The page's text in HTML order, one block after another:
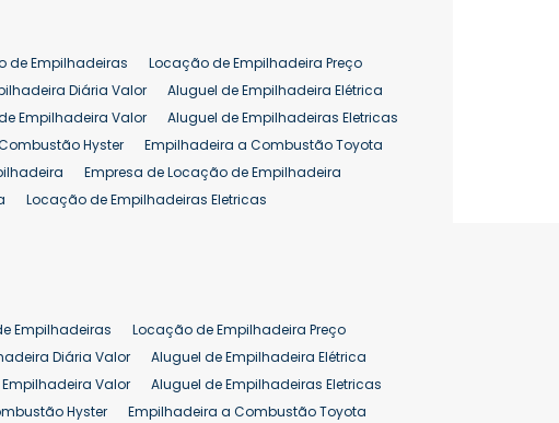
de Empilhadeiras
Locação de Empilhadeira Preço
Diária Valor
Aluguel de Empilhadeira Elétrica
Empilhadeira Valor
Aluguel de Empilhadeiras Eletricas
Hyster
Empilhadeira a Combustão Toyota
Empresa de Locação de Empilhadeira
Locação de Empilhadeiras Eletricas
25 ton
Preço de Empilhadeira 25 ton
Empilhadeiras
Locação de Empilhadeira Preço
Diária Valor
Aluguel de Empilhadeira Elétrica
Valor
Aluguel de Empilhadeiras Eletricas
Hyster
Empilhadeira a Combustão Toyota